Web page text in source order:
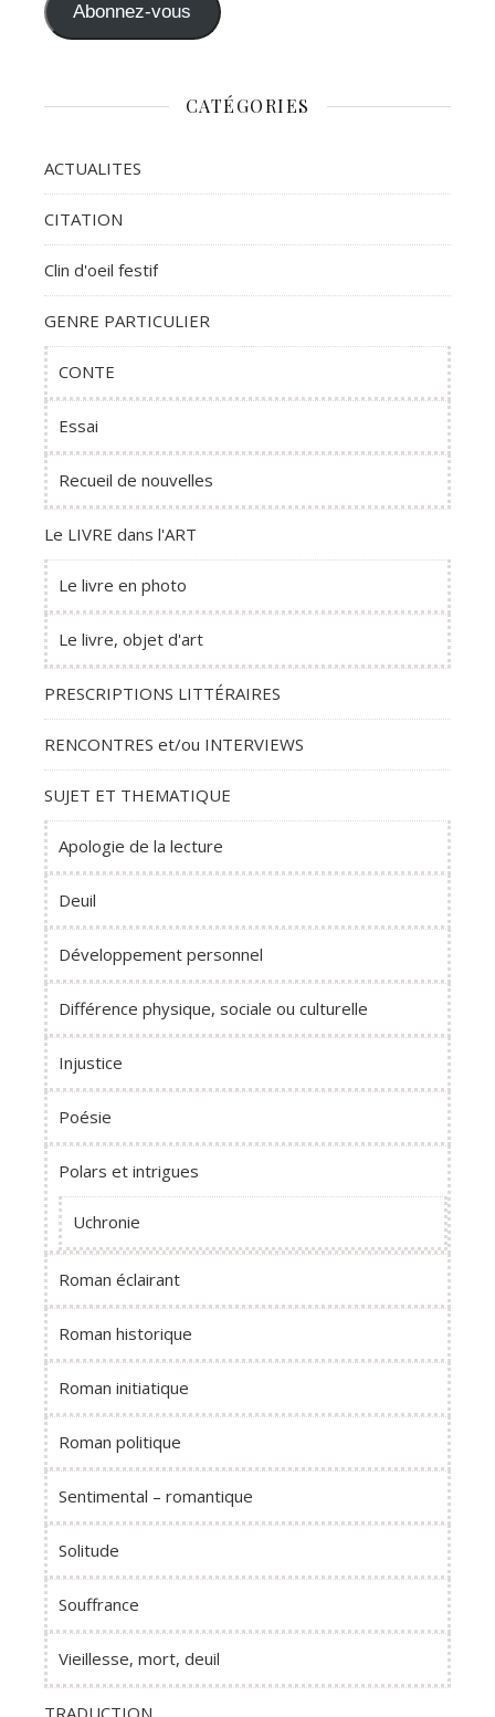
Abonnez-vous
CATÉGORIES
ACTUALITES
CITATION
Clin d'oeil festif
GENRE PARTICULIER
CONTE
Essai
Recueil de nouvelles
Le LIVRE dans l'ART
Le livre en photo
Le livre, objet d'art
PRESCRIPTIONS LITTÉRAIRES
RENCONTRES et/ou INTERVIEWS
SUJET ET THEMATIQUE
Apologie de la lecture
Deuil
Développement personnel
Différence physique, sociale ou culturelle
Injustice
Poésie
Polars et intrigues
Uchronie
Roman éclairant
Roman historique
Roman initiatique
Roman politique
Sentimental – romantique
Solitude
Souffrance
Vieillesse, mort, deuil
TRADUCTION